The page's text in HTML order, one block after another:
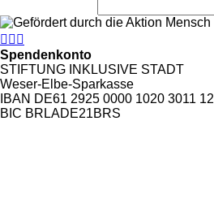
  
Spendenkonto
STIFTUNG INKLUSIVE STADT
Weser-Elbe-Sparkasse
IBAN DE61 2925 0000 1020 3011 12
BIC BRLADE21BRS